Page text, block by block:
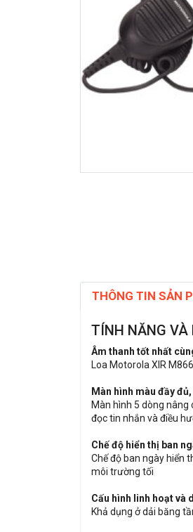
THÔNG TIN SẢN
TÍNH NĂNG VÀ
Âm thanh tốt nhất
Loa Motorola XIR
Màn hình màu đầy
Màn hình 5 dòng
đọc tin nhắn và điều
Chế độ hiển thị ban
Chế độ ban ngày hiển
môi trường tối
Cấu hình linh hoạt và
Khả dụng ở dải băng